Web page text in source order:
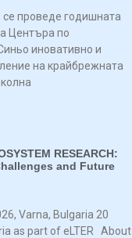
се проведе годишната
Центъра по
иновативно и
на крайбрежната
RESEARCH:
and Future
Varna, Bulgaria 20
as part of eLTER About